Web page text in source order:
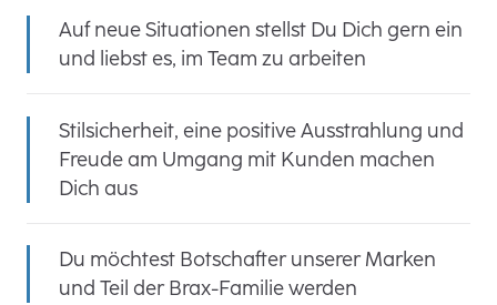
Auf neue Situationen stellst Du Dich gern ein
und liebst es, im Team zu arbeiten
Stilsicherheit, eine positive Ausstrahlung und
Freude am Umgang mit Kunden machen
Dich aus
Du möchtest Botschafter unserer Marken
und Teil der Brax-Familie werden